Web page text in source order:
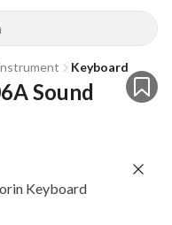
Keyboard
Sound
Keyboard